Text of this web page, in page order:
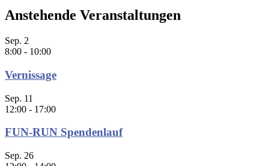
Anstehende Veranstaltungen
Sep. 2
8:00 - 10:00
Vernissage
Sep. 11
12:00 - 17:00
FUN-RUN Spendenlauf
Sep. 26